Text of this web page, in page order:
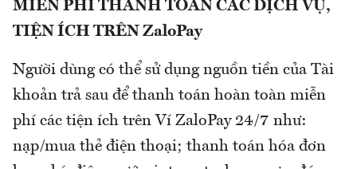
MIỄN PHÍ THANH TOÁN CÁC DỊCH VỤ,
TIỆN ÍCH TRÊN ZaloPay
Người dùng có thể sử dụng nguồn tiền của Tài
khoản trả sau để thanh toán hoàn toàn miễn
phí các tiện ích trên Ví ZaloPay 24/7 như:
nạp/mua thẻ điện thoại; thanh toán hóa đơn